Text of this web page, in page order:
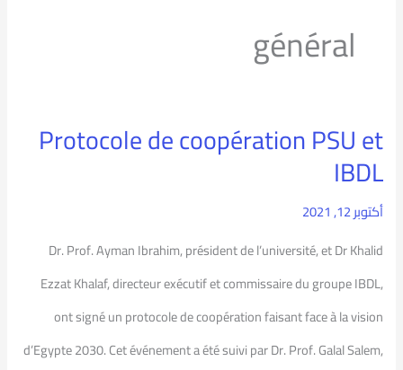
général
Protocole de coopération PSU et
IBDL
أكتوبر 12, 2021
Dr. Prof. Ayman Ibrahim, président de l’université, et Dr Khalid
Ezzat Khalaf, directeur exécutif et commissaire du groupe IBDL,
ont signé un protocole de coopération faisant face à la vision
d’Egypte 2030. Cet événement a été suivi par Dr. Prof. Galal Salem,
Protocole
de
coopération
PSU
IBDL